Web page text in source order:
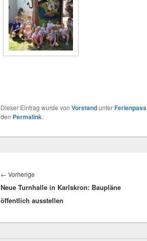
Dieser Eintrag wurde von VorstandunterFerienpass
den Permalink.
← Vorherige
Beitrag:
Neue Turnhalle in Karlskron: Baupläne
öffentlich ausstellen